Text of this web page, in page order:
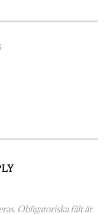
Obligatoriska fält är